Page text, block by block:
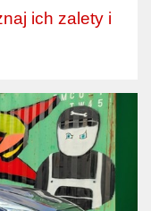
ich zalety i